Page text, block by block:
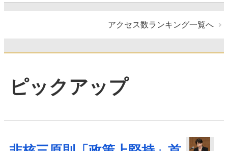
アクセス数ランキング一覧へ
ピックアップ